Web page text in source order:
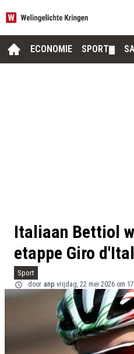
ECONOMIE SPORT
Italiaan Bettiol
etappe Giro
Sport
door anp vrijdag, 22 mei 2026 om